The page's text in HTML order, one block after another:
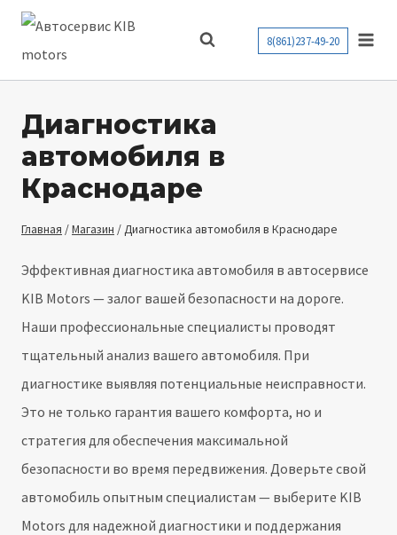
Перейти
8(861)237-49-20
Диагностика
автомобиля в
Краснодаре
Главная /Магазин /Диагностика автомобиля в Краснодаре
Эффективная диагностика автомобиля в автосервисе
KIB Motors — залог вашей безопасности на дороге.
Наши профессиональные специалисты проводят
тщательный анализ вашего автомобиля. При
диагностике выявляя потенциальные неисправности.
Это не только гарантия вашего комфорта, но и
стратегия для обеспечения максимальной
безопасности во время передвижения. Доверьте свой
автомобиль опытным специалистам — выберите KIB
Motors для надежной диагностики и поддержания